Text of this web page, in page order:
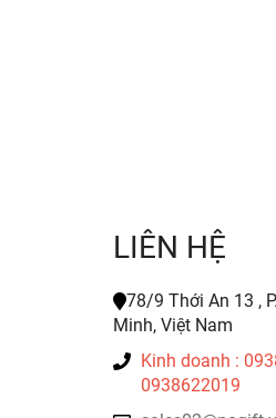
LIÊN HỆ
78/9 Thới An 13 ,
Minh, Việt Nam
Kinh doanh :
0938622019